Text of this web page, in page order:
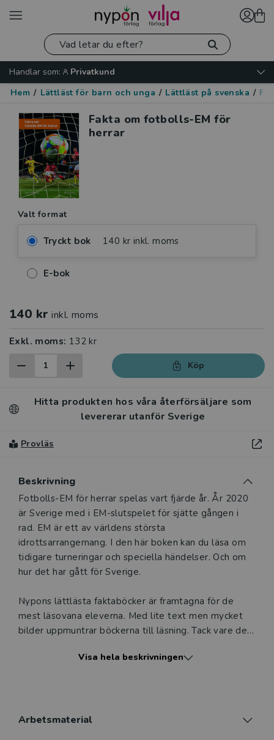
Handlar som:
Privatkund
Hem / Lättläst för barn och unga / Lättläst på svenska /
Fakta om fotbolls-EM för
herrar
Valt format
Tryckt bok 140 kr inkl. moms
E-bok
140 kr inkl. moms
Exkl. moms: 132 kr
Köp
Hitta produkten hos våra återförsäljare som
levererar utanför Sverige
Provläs
Beskrivning
Beskrivning
Fotbolls-EM för herrar spelas vart fjärde år. År 2020
är Sverige med i EM-slutspelet för sjätte gången i
rad. EM är ett av världens största
idrottsarrangemang. I den här boken kan du läsa om
tidigare turneringar och speciella händelser. Och om
hur det har gått för Sverige.
Nypons lättlästa faktaböcker är framtagna för de
mest läsovana eleverna. Med lite text men mycket
bilder uppmuntrar böckerna till läsning. Tack vare den
intressanta ämnena väcker böckerna läslust hos såväl
Färg och form är speciellt framtaget för att locka till
Visa hela beskrivningen
Arbetsmaterial